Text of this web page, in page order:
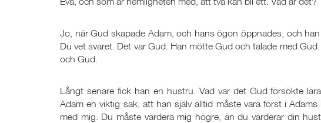
Jo, när Gud skapade Adam, och hans ögon öppnades, och
Du vet svaret. Det var Gud. Han mötte Gud och talade med
och Gud.
Långt senare fick han en hustru. Vad var det Gud försökte
Adam en viktig sak, att han själv alltid måste vara först i
med mig. Du måste värdera mig högre, än du värderar din